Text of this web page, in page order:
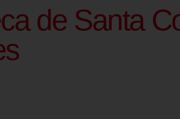
de Santa